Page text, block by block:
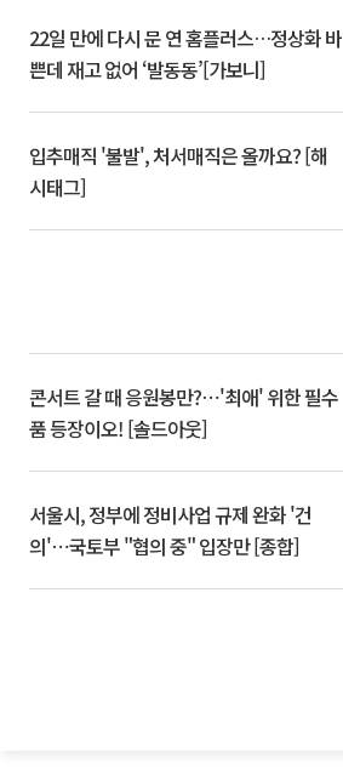
22일 만에 다시 문 연 홈플러스…정상화 바
쁜데 재고 없어 ‘발동동’[가보니]
입추매직 '불발', 처서매직은 올까요? [해
시태그]
콘서트 갈 때 응원봉만?⋯'최애' 위한 필수
품 등장이오! [솔드아웃]
서울시, 정부에 정비사업 규제 완화 '건
의'⋯국토부 "협의 중" 입장만 [종합]